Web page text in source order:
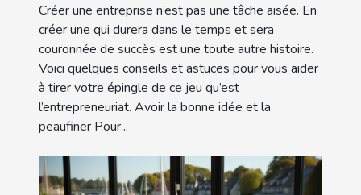
Créer une entreprise n’est pas une tâche aisée. En
créer une qui durera dans le temps et sera
couronnée de succès est une toute autre histoire.
Voici quelques conseils et astuces pour vous aider
à tirer votre épingle de ce jeu qu’est
l’entrepreneuriat. Avoir la bonne idée et la
peaufiner Pour...